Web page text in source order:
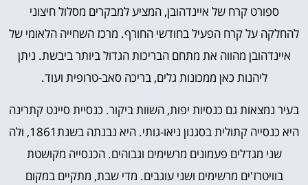
ספורט קרח של איינדהובן, המציע למבקרים מסלול חיצוני
להחלקה על קרח הפעיל בחודשי החורף. מרכז השחייה הלאומי של
איינדהובן מהווה את מתחם הבריכות הגדול ביותר ביבשת. ניתן
ליהנות כאן ממכונות גלים, בריכה סאב-טרופית ועוד.
בעיר נמצאות גם כנסיות יפות, השוות ביקור. כנסיית סיינט קתרינה
היא כנסייה קתולית בסגנון ניאו-גותי. היא נבנתה בשנת1861, ולה
שני מגדלים פעמונים מרשימים וגבוהים. הכנסייה מקושטת
בוויטרז'ים מרשימים ושני עוגבים. מדי שבת, מתקיים במקום